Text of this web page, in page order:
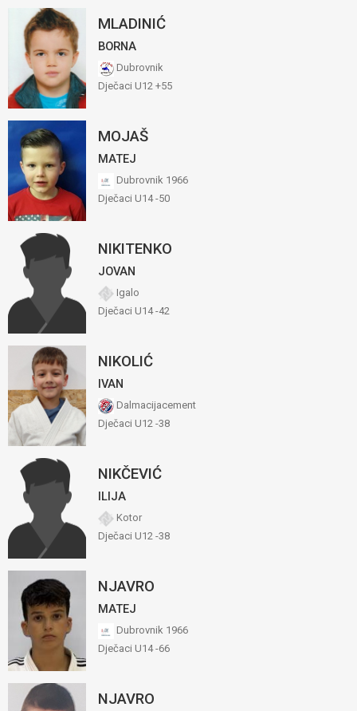
MLADINIĆ
BORNA
Dubrovnik
Dječaci U12 +55
MOJAŠ
MATEJ
Dubrovnik 1966
Dječaci U14 -50
NIKITENKO
JOVAN
Igalo
Dječaci U14 -42
NIKOLIĆ
IVAN
Dalmacijacement
Dječaci U12 -38
NIKČEVIĆ
ILIJA
Kotor
Dječaci U12 -38
NJAVRO
MATEJ
Dubrovnik 1966
Dječaci U14 -66
NJAVRO